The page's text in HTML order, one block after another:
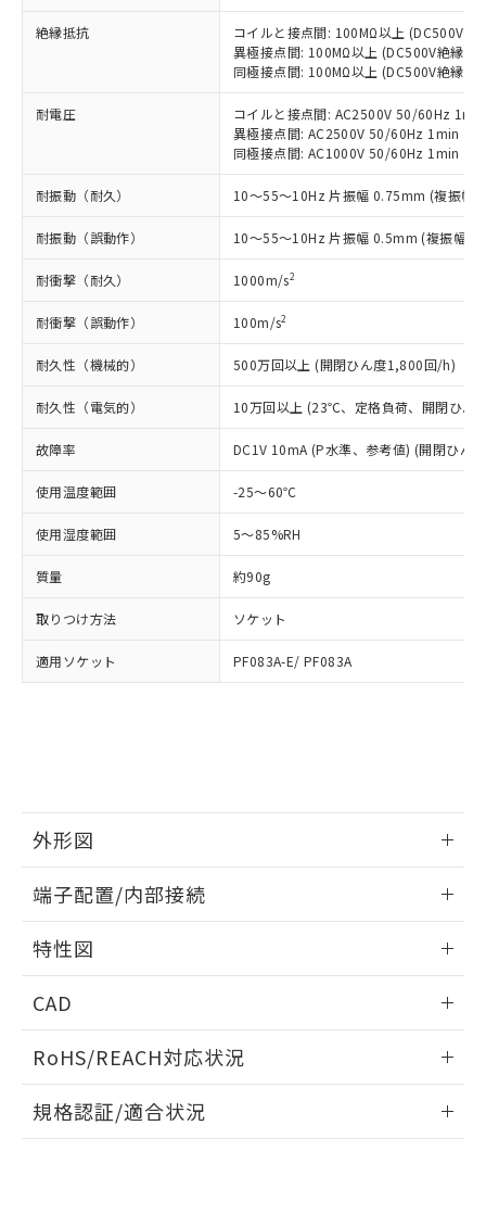
絶縁抵抗
コイルと接点間: 100MΩ以上 (DC500V絶
異極接点間: 100MΩ以上 (DC500V絶縁抵
同極接点間: 100MΩ以上 (DC500V絶縁抵
耐電圧
コイルと接点間: AC2500V 50/60Hz 1min
異極接点間: AC2500V 50/60Hz 1min
同極接点間: AC1000V 50/60Hz 1min
耐振動（耐久） 10～55～10Hz 片振幅 0.75mm (複振幅
耐振動（誤動作） 10～55～10Hz 片振幅 0.5mm (複振幅
耐衝撃（耐久） 1000m/s2
耐衝撃（誤動作） 100m/s2
耐久性（機械的） 500万回以上 (開閉ひん度1,800回/h)
耐久性（電気的） 10万回以上 (23℃、定格負荷、開閉ひん
故障率 DC1V 10mA (P水準、参考値) (開閉ひん
使用温度範囲 -25～60℃
使用湿度範囲 5～85%RH
質量 約90g
取りつけ方法 ソケット
適用ソケット PF083A-E/ PF083A
外形図
外形図
端子配置/内部接続
端子配置/内部接続
特性図
開閉容量
CAD
ドすることができます。
ログイン/会員登録
RoHS/REACH対応状況
EU RoHS 注意事項・凡例
規格認証/適合状況
本サービスの対象外となる商品もある
ことをご了承ください。
在庫状況および標準価格照会結果は、
記載している更新日時点での社内デー
タに基づき作成されるものであり、閲
覧された時点での実際の在庫および標
準価格とは異なる場合があることをご
正式な納期状況および標準価格はお客
様のお取引先、またはお客様担当のオ
ムロン制御機器販売店・当社販売員に
ご相談ください。
オムロン制御機器販売店や当社販売拠
点は「
販売ネットワーク
在庫状況および標準価格結果を当社の
事前の承諾なく第三者に漏洩または開
示しないようお願いします。
マイパーツ機能（部品リスト作成サー
ビス）をご利用いただくには、I-Web
お客様が当ウェブサイト上で当社にご
および当社の共同利用者が、当社の製
品・サービスに関するお客様との取
引・商談に必要な範囲で利用すること
をご了承ください。
※当社の共同利用者とは、"個人情報
の共同利用に関して"
の「1.共同利
仕入先様の事情により、非含有部品として
いたものが、含有品と判明した場合などや
むを得ず変更することがあります。
鉛(Pb) 1000ppm以下、 水銀(Hg) 1000ppm以下、 カド
ミウム(Cd) 100ppm以下、
六価クロム(Cr(Ⅵ)) 1000ppm以下、ポリ臭化ビフェニル
ル) (DEHP)(別名：DOP) 1000ppm以下、フタル酸ブチ
ルベンジル（BBP） 1000ppm以下、フタル酸ジブチル
（DBP） 1000ppm以下、フタル酸ジイソブチル
(DIBP) 1000ppm以下
適用除外項目は除く。
フタル酸エステル類の４物質については閾値を超える意
図的な使用がないことを確認しています。
※2 対応予定月
部品在庫の切り替え状況などにより、予定
月が前後することがあります。
※3 非含有証明書ダウンロード
下記の非含有証明書をダウンロードするこ
EU RoHS指令（10物質）の非含有証明書
51物質の非含有証明書（当社基準）
荷製品に未対応品が混在することから備考
欄に対応日を記載しておりました。
していることから、特段のことがない限
り、2022年1月12日より割愛しておりま
す。
「×」：最大均質材料含有率が中国RoHSの
基準値を超えていることを示します。
「－」：未確認です。当社販売部門へお問
*中国RoHS10物質の基準値 (GB/T26572)：
Pb(鉛) :1000ppm、 Hg(水銀) : 1000ppm、 Cd(カドミウ
Cr(Ⅵ)(六価クロム) : 1000ppm、 PBBs(ポリ臭化ビフェ
ニル類) : 1000ppm、 PBDEs(ポリ臭化ジフェニルエーテ
ル類) : 1000ppm、
DBP(フタル酸ジブチル) : 1000ppm、 DIBP(フタル酸ジ
イソブチル) : 1000ppm、 BBP(フタル酸ブチルベンジ
DEHP(フタル酸ビス(2-エチルヘキシル)) : 1000ppm
※2 環境保護使用期限
「ｅ」：有害物質（10物質）のすべてが基
準値以下であることを示します。
「10」：通常の使用状況下において有害物
質が外部に漏えいし、環境に深刻な影響を
及ぼさない年数を意味します。
「－」：未確認です。当社販売部門へお問
い合わせください。
当社は、これら貴社製品のうち、外国
為替および外国貿易法に定める商品
（以下｢規制貨物等」という）を輸出
または国外への提供する場合は、日本
国政府の輸出許可(または役務取引許
可)を取得するなどの必要な手続きを
当社は規制貨物を破棄する場合は、完
全に破砕するなど、違法に輸出されな
いよう必要な手段を講じます。
当社は貴社製品を、核兵器、ミサイ
ル、化学兵器、生物兵器またはその他
武器並びにこれらの製造装置等に一切
使用いたしません。
当社は、貴社製品を第三者に販売する
場合は、上記1、2および3の内容を当
該第三者に通知します。また当社は、
販売先および販売に係わる関係者が違
法に輸出するおそれがある場合は、取
り引きをいたしません。
○ 一定数以上の在庫あり
△ 一定数には満たないが在庫あり
－
在庫なし(最新の在庫状況につ
いては、お客様のお取引先、ま
たはお客様担当のオムロン制御
機器販売店・当社販売員にご確
認ください)
情報を公開していない機種